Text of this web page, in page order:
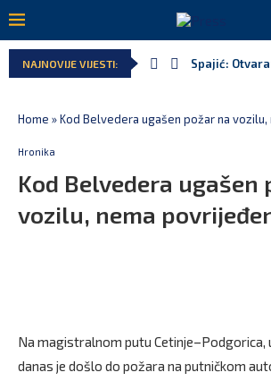
NAJNOVIJE VIJESTI: Spajić:
Home »Kod Belvedera ugašen požar na
Hronika
Kod Belvedera ugašen
vozilu, nema
Na magistralnom putu Cetinje–Podgorica,
danas je došlo do požara na putničkom